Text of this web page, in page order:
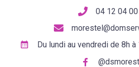
04 12 04
Du lundi au vendredi de 8h